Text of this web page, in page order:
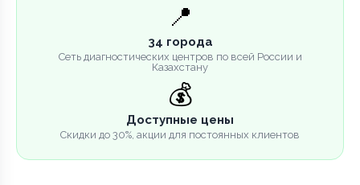
📍
34 города
Сеть диагностических центров по всей России и
Казахстану
💰
Доступные цены
Скидки до 30%, акции для постоянных клиентов